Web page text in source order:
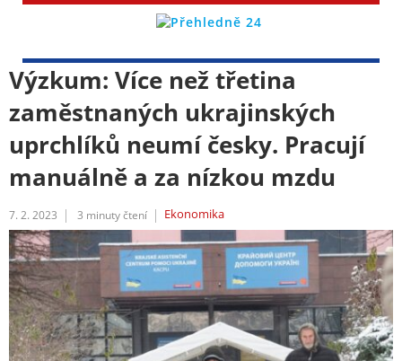
Výzkum: Více než třetina
zaměstnaných ukrajinských
uprchlíků neumí česky. Pracují
manuálně a za nízkou mzdu
7. 2. 2023 3 minuty čtení Ekonomika